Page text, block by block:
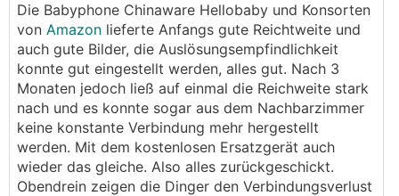
Die Babyphone Chinaware Hellobaby und Konsorten
von Amazon lieferte Anfangs gute Reichtweite und
auch gute Bilder, die Auslösungsempfindlichkeit
konnte gut eingestellt werden, alles gut. Nach 3
Monaten jedoch ließ auf einmal die Reichweite stark
nach und es konnte sogar aus dem Nachbarzimmer
keine konstante Verbindung mehr hergestellt
werden. Mit dem kostenlosen Ersatzgerät auch
wieder das gleiche. Also alles zurückgeschickt.
Obendrein zeigen die Dinger den Verbindungsverlust